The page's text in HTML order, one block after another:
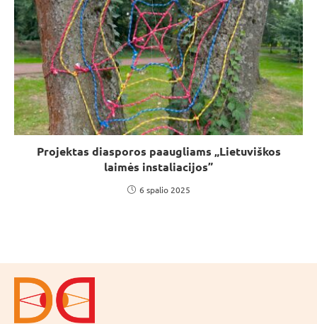
Projektas diasporos paaugliams „Lietuviškos
laimės instaliacijos”
6 spalio 2025